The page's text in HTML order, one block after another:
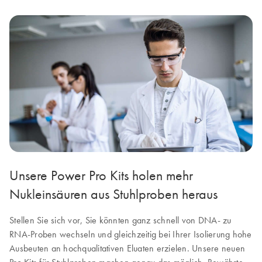
Unsere Power Pro Kits holen mehr
Nukleinsäuren aus Stuhlproben heraus
Stellen Sie sich vor, Sie könnten ganz schnell von DNA- zu
RNA-Proben wechseln und gleichzeitig bei Ihrer Isolierung hohe
Ausbeuten an hochqualitativen Eluaten erzielen. Unsere neuen